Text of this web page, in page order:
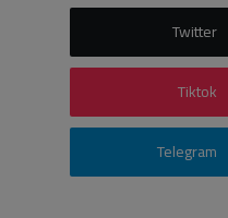
Twitter
Tiktok
Telegram